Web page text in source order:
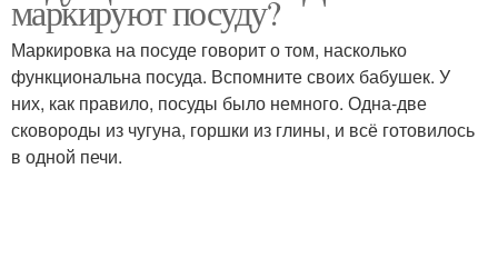
Адаптер для
индукционной плиты
Адаптеры для
индукционных плит
маркируют посуду?
Маркировка на посуде говорит о том, насколько
функциональна посуда. Вспомните своих бабушек. У
них, как правило, посуды было немного. Одна-две
сковороды из чугуна, горшки из глины, и всё готовилось
в одной печи.